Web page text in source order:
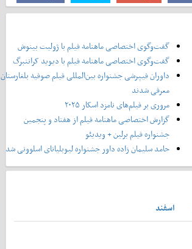
گفت‌وگوی اختصاصی ماهنامه فیلم با ژولیت بینوش
گفت‌وگوی اختصاصی ماهنامه فیلم با دیوید کراننبرگ
داوران فیپرشی جشنواره بین‌المللی فیلم صوفیه بلغارستان
معرفی شدند
مروری بر فیلم‌های نامزد اسکار ۲۰۲۵
گزارش اختصاصی ماهنامه فیلم از هفتاد و پنجمین
جشنواره فیلم برلین + ویدیئو
حامد سلیمان زاده داور جشنواره لیوبلیانای اسلوونی شد
اسفند